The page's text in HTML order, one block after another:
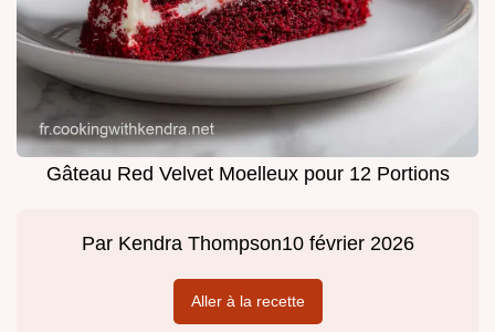
Gâteau Red Velvet Moelleux pour 12 Portions
Par Kendra Thompson10 février 2026
Aller à la recette